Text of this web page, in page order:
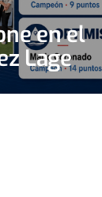
en el
Lage